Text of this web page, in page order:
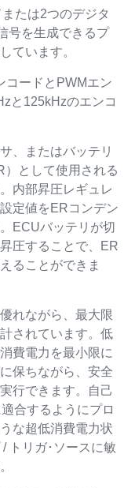
たは2つのデジタ
号を生成できるプ
ています。
コードとPWMエン
と125kHzのエンコ
、またはバッテリ
として使用される
内部昇圧レギュレ
定値をERコンデン
ECUバッテリが切
圧することで、ER
ることができま
れながら、最大限
されています。低
費電力を最小限に
保ちながら、安全
行できます。自己
合するようにプロ
な超低消費電力状
トリガ･ソースに敏